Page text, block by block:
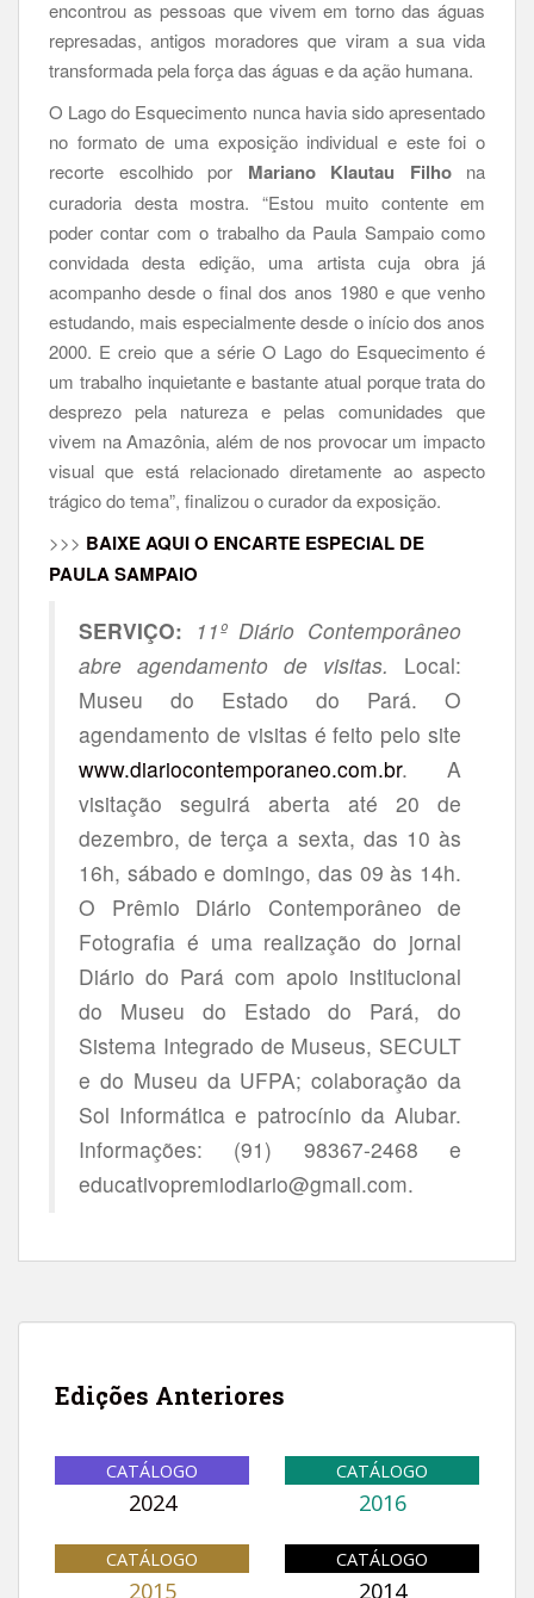
encontrou as pessoas que vivem em torno das águas
represadas, antigos moradores que viram a sua vida
transformada pela força das águas e da ação humana.
O Lago do Esquecimento nunca havia sido apresentado
no formato de uma exposição individual e este foi o
recorte escolhido por Mariano Klautau Filhona
curadoria desta mostra. “Estou muito contente em
poder contar com o trabalho da Paula Sampaio como
convidada desta edição, uma artista cuja obra já
acompanho desde o final dos anos 1980 e que venho
estudando, mais especialmente desde o início dos anos
2000. E creio que a série O Lago do Esquecimento é
um trabalho inquietante e bastante atual porque trata do
desprezo pela natureza e pelas comunidades que
vivem na Amazônia, além de nos provocar um impacto
visual que está relacionado diretamente ao aspecto
trágico do tema”, finalizou o curador da exposição.
>>> BAIXE AQUI O ENCARTE ESPECIAL DE
PAULA SAMPAIO
SERVIÇO: 11º Diário Contemporâneo
abre agendamento de visitas. Local:
Museu do Estado do Pará. O
agendamento de visitas é feito pelo site
www.diariocontemporaneo.com.br. A
visitação seguirá aberta até 20 de
dezembro, de terça a sexta, das 10 às
16h, sábado e domingo, das 09 às 14h.
O Prêmio Diário Contemporâneo de
Fotografia é uma realização do jornal
Diário do Pará com apoio institucional
do Museu do Estado do Pará, do
Sistema Integrado de Museus, SECULT
e do Museu da UFPA; colaboração da
Sol Informática e patrocínio da Alubar.
Informações: (91) 98367-2468 e
educativopremiodiario@gmail.com.
Edições Anteriores
CATÁLOGO
2024
CATÁLOGO
2016
CATÁLOGO
2015
CATÁLOGO
2014